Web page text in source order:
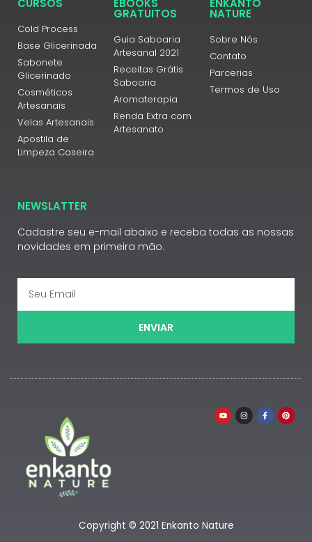
CURSOS
Cold Process
Base Glicerinada
Sabonete
Glicerinado
Cosméticos
Artesanais
Velas Artesanais
Apostila de
Limpeza Caseira
EBOOKS
GRATUITOS
Guia Saboaria
Artesanal 2021
Receitas Grátis
Saboaria
Aromaterapia
Renda Extra com
Artesanato
ENKANTO
NATURE
Sobre Nós
Contato
Parcerias
Termos de Uso
NEWSLATTER
Cadastre seu e-mail abaixo e receba todas as nossas
novidades em primeira mão.
ENVIAR
Copyright © 2021 Enkanto Nature